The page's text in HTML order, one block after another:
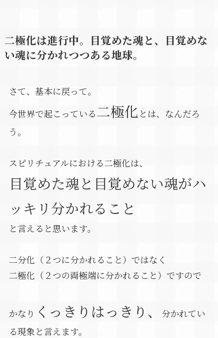
二極化は進行中。目覚めた魂と、目覚めな
い魂に分かれつつある地球。
さて、基本に戻って。
今世界で起こっている二極化 とは、なんだろ
う。
スピリチュアルにおける二極化は、
目覚めた魂と目覚めない魂がハ
ッキリ分かれること
と言えると思います。
二分化（２つに分かれること）ではなく
二極化（２つの両極端に分かれること）ですので
かなり くっきりはっきり、
分かれてい
る現象と言えます。